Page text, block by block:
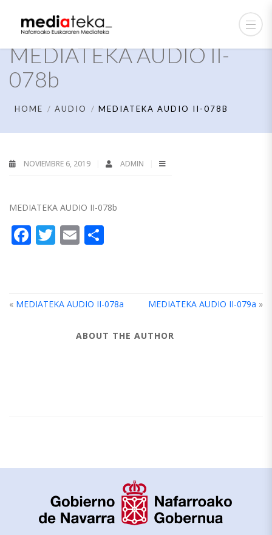
MEDIATEKA AUDIO II-
078b
HOME AUDIO MEDIATEKA AUDIO II-078B
NOVIEMBRE 6, 2019 ADMIN
MEDIATEKA AUDIO II-078b
Facebook
Twitter
Email
« MEDIATEKA AUDIO II-078a MEDIATEKA AUDIO II-079a »
ABOUT THE AUTHOR